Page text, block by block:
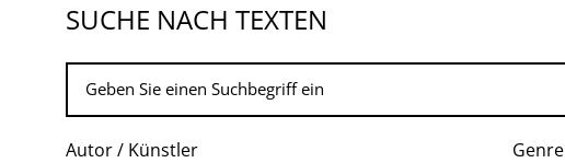
SUCHE NACH TEXTEN
Autor / Künstler Genre